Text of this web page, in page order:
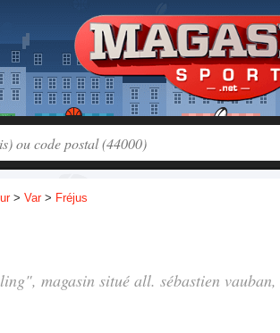
> Var> Fréjus
magasin situé all. sébastien vauban,